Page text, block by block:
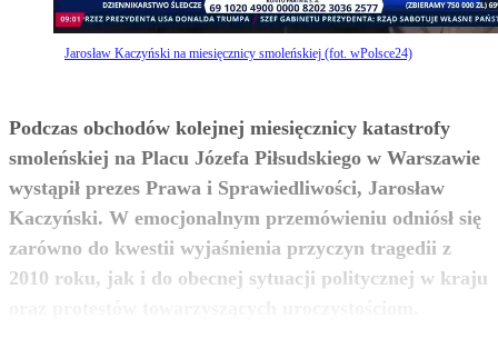
Jarosław Kaczyński na miesięcznicy smoleńskiej (fot. wPolsce24)
Podczas obchodów kolejnej miesięcznicy katastrofy
smoleńskiej na Placu Józefa Piłsudskiego w Warszawie
wystąpił prezes Prawa i Sprawiedliwości, Jarosław
Kaczyński. W emocjonalnym przemówieniu odniósł się
zarówno do kwestii wyjaśnienia przyczyn tragedii z
2010 roku, jak i do obecnej sytuacji politycznej w kraju
zobacz więcej